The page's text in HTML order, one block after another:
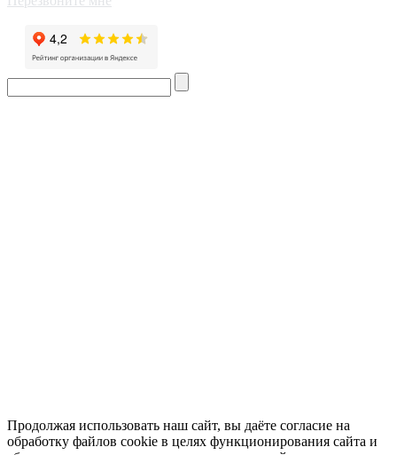
Продолжая использовать наш сайт, вы даёте согласие на
обработку файлов cookie в целях функционирования сайта и